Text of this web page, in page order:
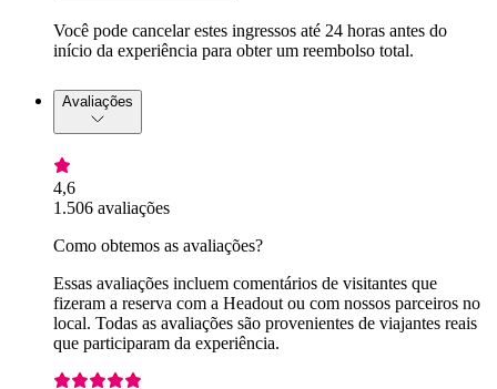
Você pode cancelar estes ingressos até 24 horas antes do
início da experiência para obter um reembolso total.
Avaliações
4,6
1.506 avaliações
Como obtemos as avaliações?
Essas avaliações incluem comentários de visitantes que
fizeram a reserva com a Headout ou com nossos parceiros no
local. Todas as avaliações são provenientes de viajantes reais
que participaram da experiência.